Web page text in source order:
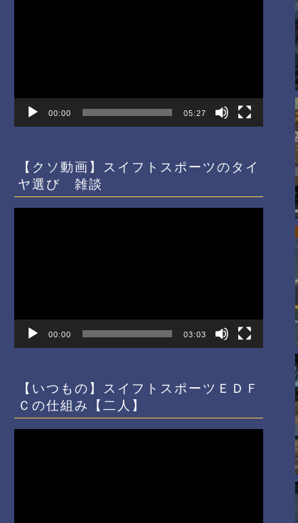
00:00 05:27
【クソ動画】スイフトスポーツのタイ
ヤ選び 雑談
00:00 03:03
【いつもの】スイフトスポーツＥＤＦ
Ｃの仕組み【二人】